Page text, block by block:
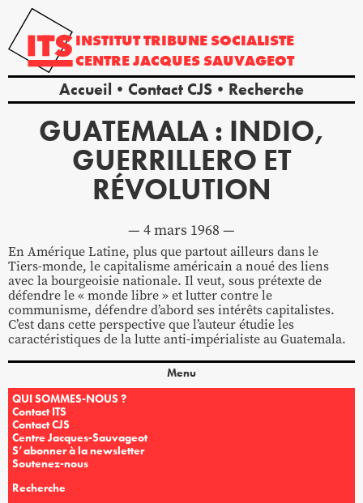
INSTITUTTRIBUNE SOCIALISTE
CENTREJACQUES SAUVAGEOT
Accueil Contact CJS Recherche
GUATEMALA : INDIO,
GUERRILLERO ET
RÉVOLUTION
4 mars 1968
En Amérique Latine, plus que partout ailleurs dans le
Tiers-monde, le capitalisme américain a noué des liens
avec la bourgeoisie nationale. Il veut, sous prétexte de
défendre le « monde libre » et lutter contre le
communisme, défendre d’abord ses intérêts capitalistes.
C’est dans cette perspective que l’auteur étudie les
caractéristiques de la lutte anti-impérialiste au Guatemala.
Menu
QUI SOMMES-NOUS ?
Contact ITS
Contact CJS
Centre Jacques-Sauvageot
S’abonner à la newsletter
Soutenez-nous
Recherche